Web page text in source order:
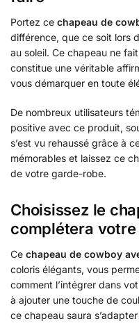
Portez ce chapeau de
différence, que ce soit lors
au soleil. Ce chapeau ne
constitue une véritable
vous démarquer en toute
De nombreux utilisateurs
positive avec ce produit,
s’est vu rehaussé grâce à
mémorables et laissez ce
de votre garde-robe.
Choisissez le
complétera
Ce chapeau de cowboy
coloris élégants, vous
comment l’intégrer dans
à ajouter une touche de
ce chapeau saura